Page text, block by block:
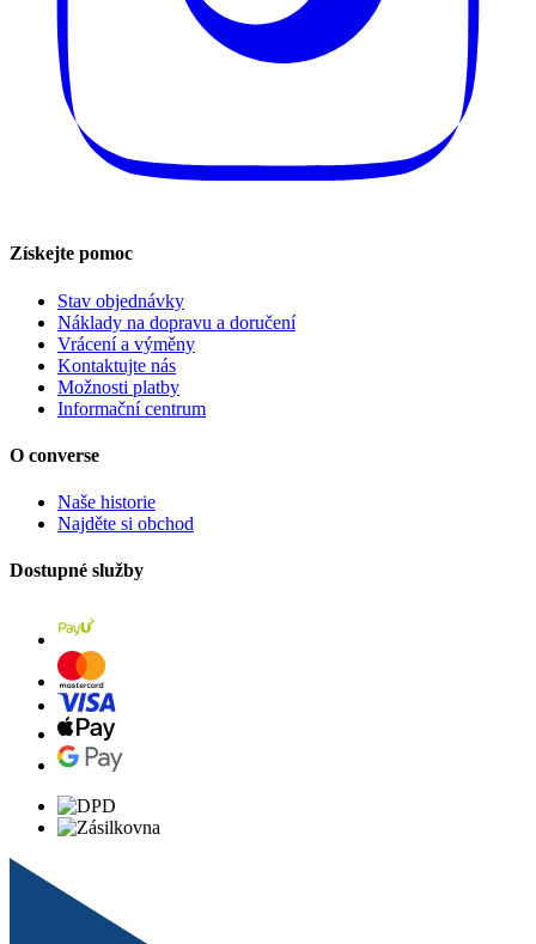
Získejte pomoc
Stav objednávky
Náklady na dopravu a doručení
Vrácení a výměny
Kontaktujte nás
Možnosti platby
Informační centrum
O converse
Naše historie
Najděte si obchod
Dostupné služby